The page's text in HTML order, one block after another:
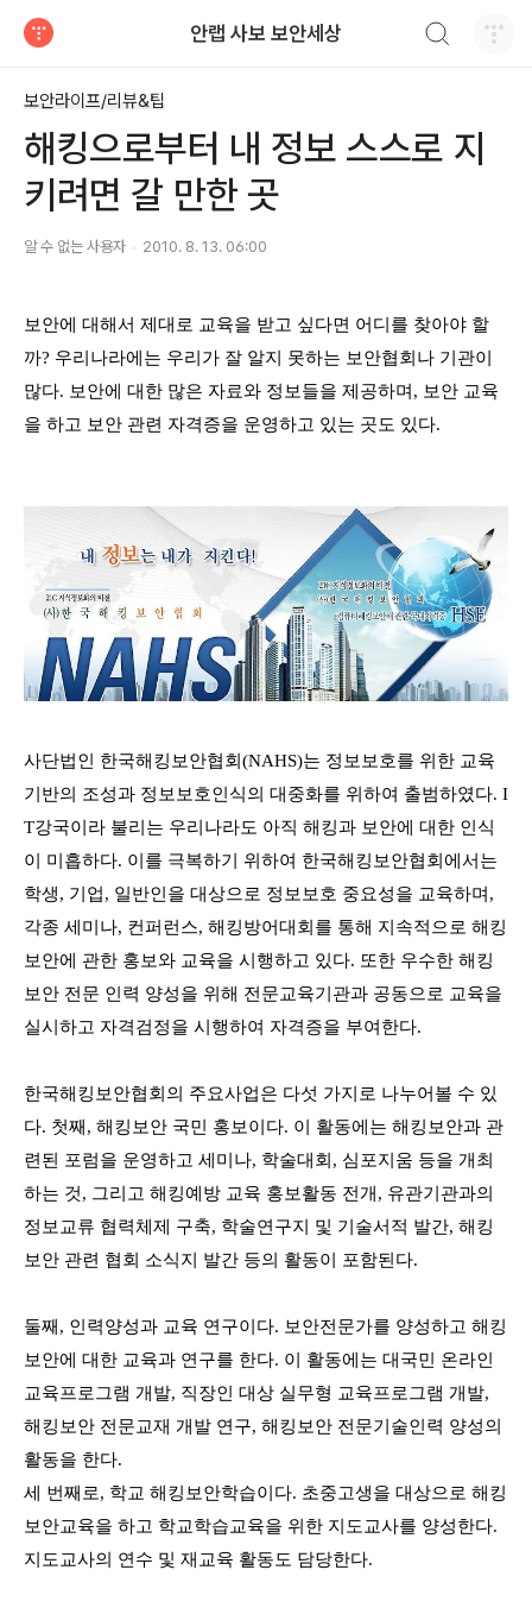
안랩 사보 보안세상
보안라이프/리뷰&팁
해킹으로부터 내 정보 스스로 지
키려면 갈 만한 곳
알 수 없는 사용자 2010. 8. 13. 06:00
보안에 대해서 제대로 교육을 받고 싶다면 어디를 찾아야 할
까? 우리나라에는 우리가 잘 알지 못하는 보안협회나 기관이
많다. 보안에 대한 많은 자료와 정보들을 제공하며, 보안 교육
을 하고 보안 관련 자격증을 운영하고 있는 곳도 있다.
사단법인 한국해킹보안협회(NAHS)는 정보보호를 위한 교육
기반의 조성과 정보보호인식의 대중화를 위하여 출범하였다. I
T강국이라 불리는 우리나라도 아직 해킹과 보안에 대한 인식
이 미흡하다. 이를 극복하기 위하여 한국해킹보안협회에서는
학생, 기업, 일반인을 대상으로 정보보호 중요성을 교육하며,
각종 세미나, 컨퍼런스, 해킹방어대회를 통해 지속적으로 해킹
보안에 관한 홍보와 교육을 시행하고 있다. 또한 우수한 해킹
보안 전문 인력 양성을 위해 전문교육기관과 공동으로 교육을
실시하고 자격검정을 시행하여 자격증을 부여한다.
한국해킹보안협회의 주요사업은 다섯 가지로 나누어볼 수 있
다. 첫째, 해킹보안 국민 홍보이다. 이 활동에는 해킹보안과 관
련된 포럼을 운영하고 세미나, 학술대회, 심포지움 등을 개최
하는 것, 그리고 해킹예방 교육 홍보활동 전개, 유관기관과의
정보교류 협력체제 구축, 학술연구지 및 기술서적 발간, 해킹
보안 관련 협회 소식지 발간 등의 활동이 포함된다.
둘째, 인력양성과 교육 연구이다. 보안전문가를 양성하고 해킹
보안에 대한 교육과 연구를 한다. 이 활동에는 대국민 온라인
교육프로그램 개발, 직장인 대상 실무형 교육프로그램 개발,
해킹보안 전문교재 개발 연구, 해킹보안 전문기술인력 양성의
활동을 한다.
세 번째로, 학교 해킹보안학습이다. 초중고생을 대상으로 해킹
보안교육을 하고 학교학습교육을 위한 지도교사를 양성한다.
지도교사의 연수 및 재교육 활동도 담당한다.